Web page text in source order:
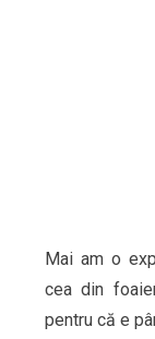
Mai am o
cea din
pentru că e